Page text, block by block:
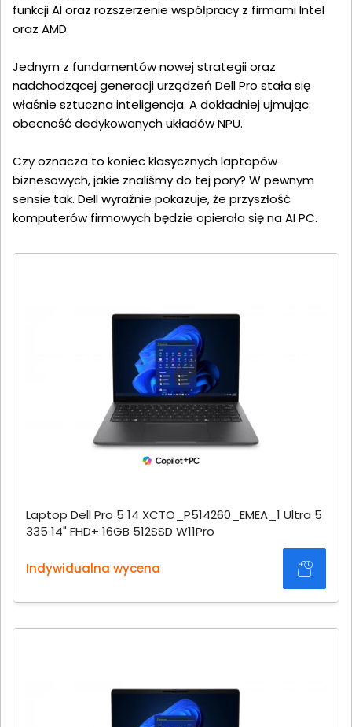
funkcji AI oraz rozszerzenie współpracy z firmami Intel
oraz AMD.
Jednym z fundamentów nowej strategii oraz
nadchodzącej generacji urządzeń Dell Pro stała się
właśnie sztuczna inteligencja. A dokładniej ujmując:
obecność dedykowanych układów NPU.
Czy oznacza to koniec klasycznych laptopów
biznesowych, jakie znaliśmy do tej pory? W pewnym
sensie tak. Dell wyraźnie pokazuje, że przyszłość
komputerów firmowych będzie opierała się na AI PC.
Laptop Dell Pro 5 14 XCTO_P514260_EMEA_1 Ultra 5
335 14" FHD+ 16GB 512SSD W11Pro
Indywidualna wycena